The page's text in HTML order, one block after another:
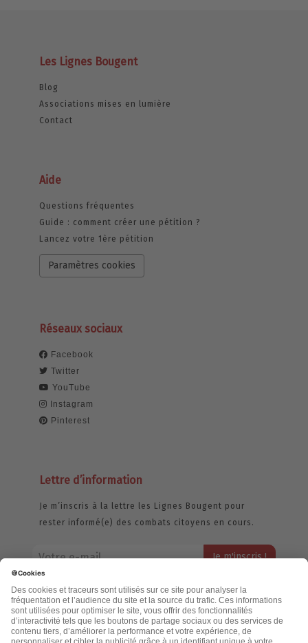
Les Lignes Bougent
Blog
Associations mises en lumière
Contact
Aide
Questions fréquentes
Guide : comment créer une pétition ?
Lancez votre 1ère pétition
Paramètres cookies
Réseaux sociaux
Facebook
Twitter
YouTube
Instagram
Pinterest
Lettre d’information
Je m’inscris à la lettre les Lignes Bougent pour
rester informé(e) des combats citoyens en cours.
jamais échangée. Pour consulter notre politique de confidentialité,
cliquez ici.